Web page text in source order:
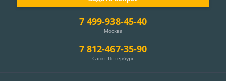
7 499-938-45-40
Москва
7 812-467-35-90
Санкт-Петербург